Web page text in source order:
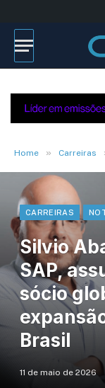
Home » Carreiras
CARREIRAS
Silvio
SAP,
sócio
Brasil
11 de maio de 2026